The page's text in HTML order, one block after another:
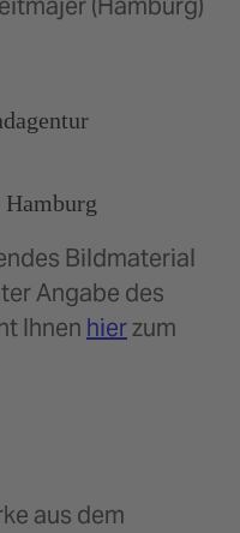
(Hamburg)
Bildmaterial
Angabe des
Ihnen hierzum
aus dem